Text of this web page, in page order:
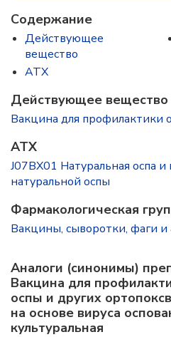
Содержание
Действующее
вещество
ATX
Действующее вещество
Вакцина для профилактики
ATX
J07BX01 Натуральная оспа
натуральной оспы
Фармакологическая
Вакцины, сыворотки, фаги и
Аналоги (синонимы)
Вакцина для
оспы и других
на основе вируса
культуральная